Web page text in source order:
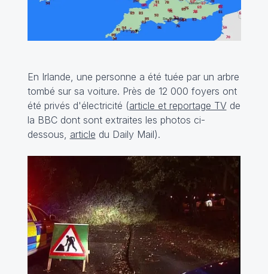
En Irlande, une personne a été tuée par un arbre
tombé sur sa voiture. Près de 12 000 foyers ont
été privés d'électricité (article et reportage TVde
la BBC dont sont extraites les photos ci-
dessous, article du Daily Mail).